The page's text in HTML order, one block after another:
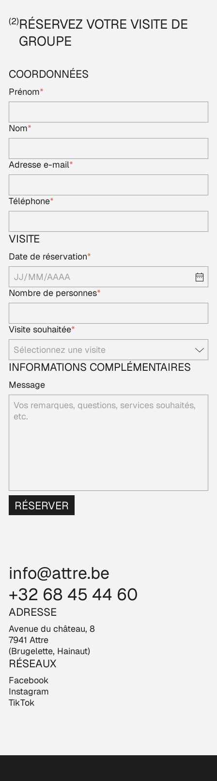
(2)RÉSERVEZ VOTRE VISITE DE
GROUPE
COORDONNÉES
Prénom*
Nom*
Adresse e-mail*
Téléphone*
VISITE
Date de réservation*
Nombre de personnes*
Visite souhaitée*
INFORMATIONS COMPLÉMENTAIRES
Message
RÉSERVER
info@attre.be
+32 68 45 44 60
ADRESSE
Avenue du château, 8
7941 Attre
(Brugelette, Hainaut)
RÉSEAUX
Facebook
Instagram
TikTok